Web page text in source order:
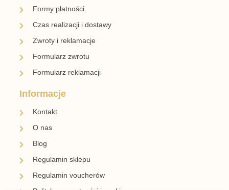
Formy płatności
Czas realizacji i dostawy
Zwroty i reklamacje
Formularz zwrotu
Formularz reklamacji
Informacje
Kontakt
O nas
Blog
Regulamin sklepu
Regulamin voucherów